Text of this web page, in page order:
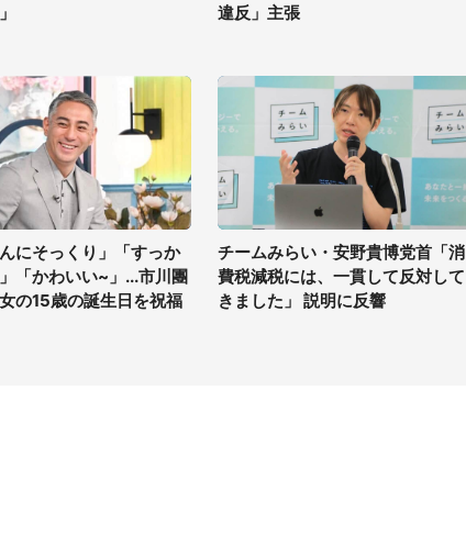
違反」主張
んにそっくり」「すっか
「かわいい~」...市川團
の15歳の誕生日を祝福
チームみらい・安野貴博党首「消
費税減税には、一貫して反対して
きました」 説明に反響